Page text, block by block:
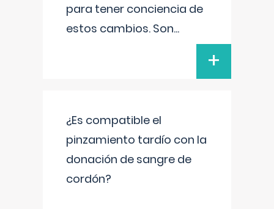
para tener conciencia de
estos cambios. Son...
+
¿Es compatible el
pinzamiento tardío con la
donación de sangre de
cordón?